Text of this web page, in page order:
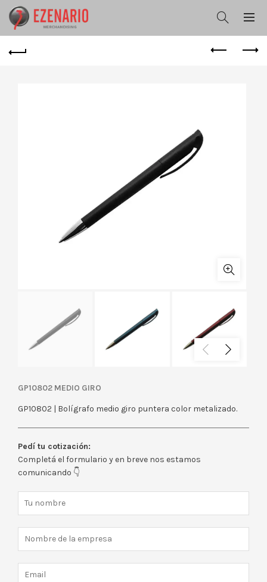
GP10802 MEDIO GIRO
GP10802 | Bolígrafo medio giro puntera color metalizado.
Pedí tu cotización:
Completá el formulario y en breve nos estamos
comunicando 👇